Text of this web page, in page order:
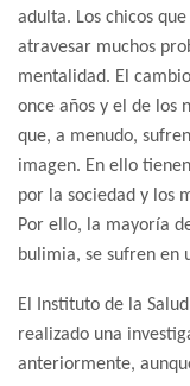
adulta. Los chicos
atravesar muchos
mentalidad. El
once años y el de los
que, a menudo,
imagen. En ello
por la sociedad y los
Por ello, la mayoría
bulimia, se sufren en
El Instituto de la
realizado una
anteriormente,